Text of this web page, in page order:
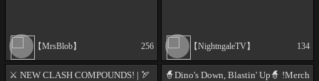
【MrsBlob】 256 【NightngaleTV】 134
⚔️ NEW CLASH COMPOUNDS! | 🏹
🧙Dino's Down, Blastin' Up🧙 !Merch